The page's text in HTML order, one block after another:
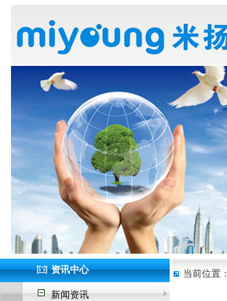
资讯中心
新闻资讯
当前位置：